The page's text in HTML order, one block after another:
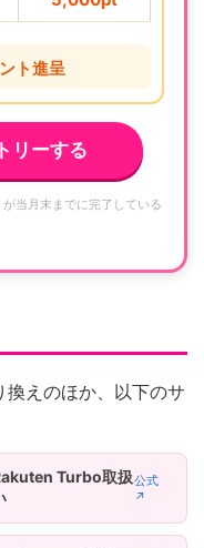
ト進呈
リーする
当月末までに完了している
換えのほか、以下のサ
Turbo取扱公式
↗